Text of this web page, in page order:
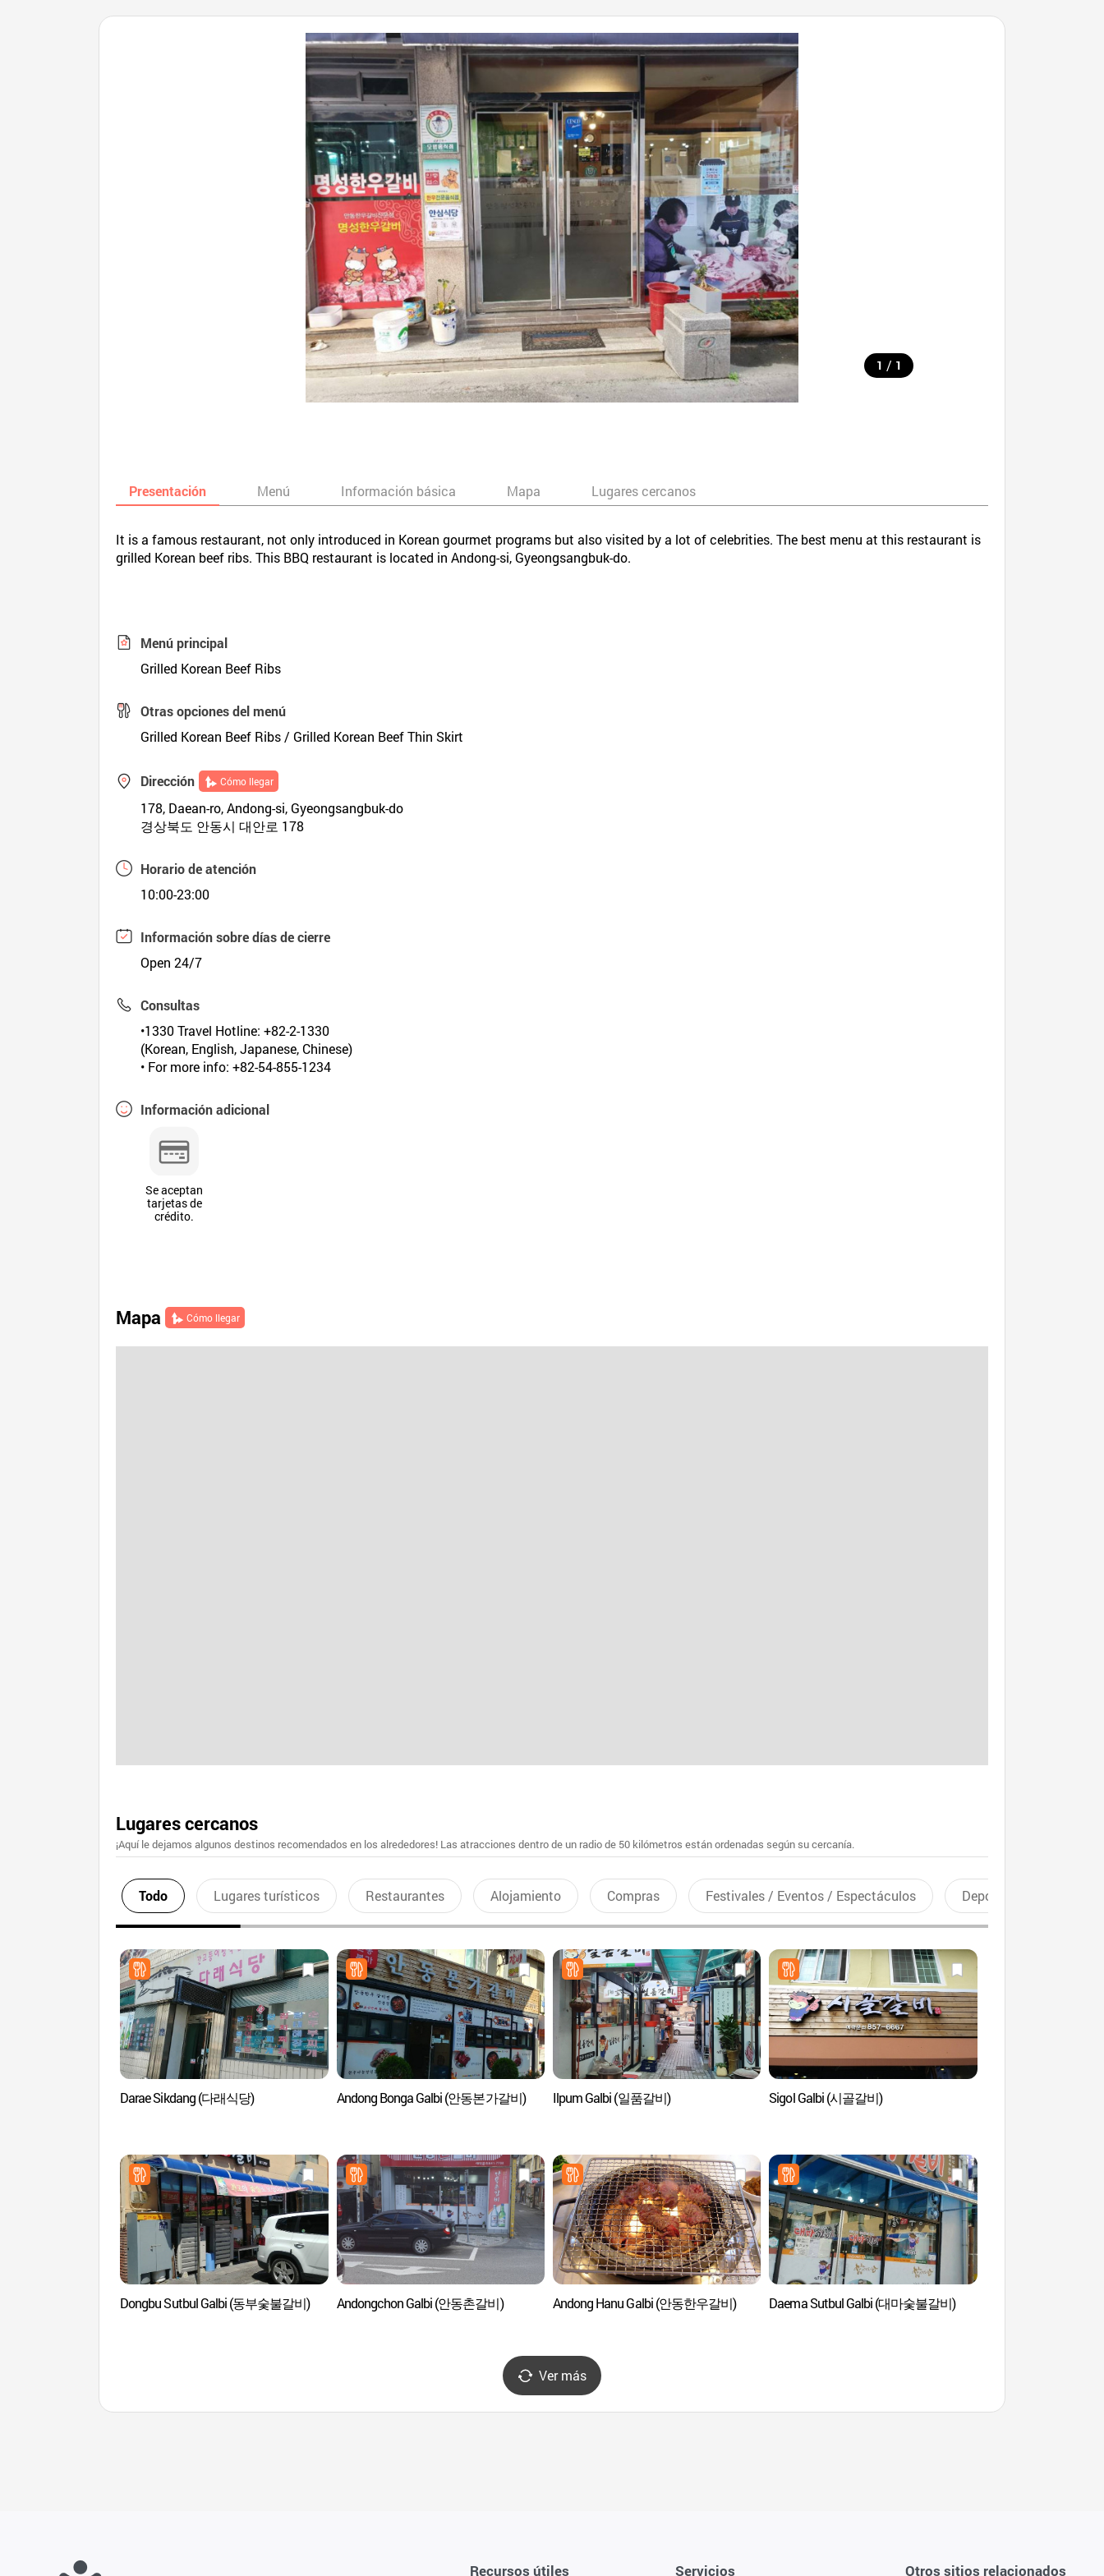
1 / 1
Presentación Menú Información básica Mapa Lugares cercanos
It is a famous restaurant, not only introduced in Korean gourmet programs but also visited by a lot of celebrities. The best menu at this restaurant is
grilled Korean beef ribs. This BBQ restaurant is located in Andong-si, Gyeongsangbuk-do.
Menú principal
Grilled Korean Beef Ribs
Otras opciones del menú
Grilled Korean Beef Ribs / Grilled Korean Beef Thin Skirt
Dirección Cómo llegar
178, Daean-ro, Andong-si, Gyeongsangbuk-do
경상북도 안동시 대안로 178
Horario de atención
10:00-23:00
Información sobre días de cierre
Open 24/7
Consultas
•1330 Travel Hotline: +82-2-1330
(Korean, English, Japanese, Chinese)
• For more info: +82-54-855-1234
Información adicional
Se aceptan
tarjetas de
crédito.
Mapa Cómo llegar
Lugares cercanos
¡Aquí le dejamos algunos destinos recomendados en los alrededores! Las atracciones dentro de un radio de 50 kilómetros están ordenadas según su cercanía.
Todo Lugares turísticos Restaurantes Alojamiento Compras Festivales / Eventos / Espectáculos Deportes recreativos
Darae Sikdang (다래식당) Andong Bonga Galbi (안동본가갈비) Ilpum Galbi (일품갈비) Sigol Galbi (시골갈비)
Dongbu Sutbul Galbi (동부숯불갈비) Andongchon Galbi (안동촌갈비) Andong Hanu Galbi (안동한우갈비) Daema Sutbul Galbi (대마숯불갈비)
Ver más
Recursos útiles Servicios Otros sitios relacionados